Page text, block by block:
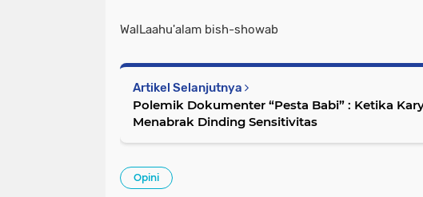
WalLaahu'alam bish-showab
Artikel Selanjutnya
Polemik Dokumenter “Pesta Babi” : Ketika
Menabrak Dinding Sensitivitas
Opini